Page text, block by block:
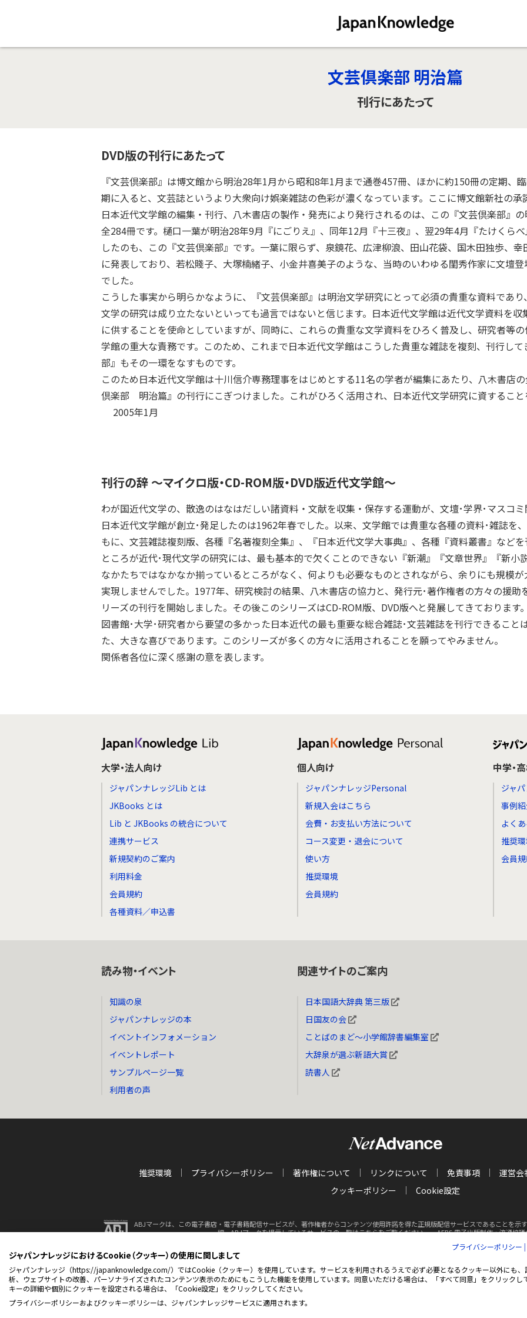
文芸倶楽部 明治篇
刊行にあたって
DVD版の刊行にあたって
『文芸倶楽部』は博文館から明治28年1月から昭和8年1月まで通巻457冊、ほかに約150冊の定期、
期に入ると、文芸誌というより大衆向け娯楽雑誌の色彩が濃くなっています。ここに博文館新社の承
日本近代文学館の編集・刊行、八木書店の製作・発売により発行されるのは、この『文芸倶楽部』
全284冊です。樋口一葉が明治28年9月『にごりえ』、同年12月『十三夜』、翌29年4月『たけくら
したのも、この『文芸倶楽部』です。一葉に限らず、泉鏡花、広津柳浪、田山花袋、国木田独歩、
に発表しており、若松賤子、大塚楠緒子、小金井喜美子のような、当時のいわゆる閨秀作家に文壇登
でした。
こうした事実から明らかなように、『文芸倶楽部』は明治文学研究にとって必須の貴重な資料であ
文学の研究は成り立たないといっても過言ではないと信じます。日本近代文学館は近代文学資料を
に供することを使命としていますが、同時に、これらの貴重な文学資料をひろく普及し、研究者等
学館の重大な責務です。このため、これまで日本近代文学館はこうした貴重な雑誌を複刻、刊行し
部』もその一環をなすものです。
このため日本近代文学館は十川信介専務理事をはじめとする11名の学者が編集にあたり、八木書店
倶楽部 明治篇』の刊行にこぎつけました。これがひろく活用され、日本近代文学研究に資すること
2005年1月
刊行の辞 ～マイクロ版・CD-ROM版・DVD版近代文学館～
わが国近代文学の、散逸のはなはだしい諸資料・文献を収集・保存する運動が、文壇･学界･マスコミ
日本近代文学館が創立･発足したのは1962年春でした。以来、文学館では貴重な各種の資料･雑誌を
もに、文芸雑誌複刻版、各種『名著複刻全集』、『日本近代文学大事典』、各種『資料叢書』などを
ところが近代･現代文学の研究には、最も基本的で欠くことのできない『新潮』『文章世界』『新小
なかたちではなかなか揃っているところがなく、何よりも必要なものとされながら、余りにも規模
実現しませんでした。1977年、研究検討の結果、八木書店の協力と、発行元･著作権者の方々の援
リーズの刊行を開始しました。その後このシリーズはCD-ROM版、DVD版へと発展してきております。
図書館･大学･研究者から要望の多かった日本近代の最も重要な総合雑誌･文芸雑誌を刊行できること
た、大きな喜びであります。このシリーズが多くの方々に活用されることを願ってやみません。
関係者各位に深く感謝の意を表します。
大学・法人向け
ジャパンナレッジLib とは
JKBooks とは
Lib と JKBooks の統合について
連携サービス
新規契約のご案内
利用料金
会員規約
各種資料／申込書
個人向け
ジャパンナレッジPersonal
新規入会はこちら
会費・お支払い方法について
コース変更・退会について
使い方
推奨環境
会員規約
中学・
ジャ
事例
よく
推奨
会員
読み物・イベント
知識の泉
ジャパンナレッジの本
イベントインフォメーション
イベントレポート
サンプルページ一覧
利用者の声
関連サイトのご案内
日本国語大辞典 第三版
日国友の会
ことばのまど～小学館辞書編集室
大辞泉が選ぶ新語大賞
読書人
推奨環境 プライバシーポリシー 著作権について リンクについて 免責事項 運営会
クッキーポリシー
Cookie設定
ABJマークは、この電子書店・電子書籍配信サービスが、著作権者からコンテンツ使用許諾を得た正規版配信サービスであることを示
細、ABJマークを掲示しているサービスの一覧はこちらをご覧ください。
AEBS 電子出版制作・流通協
© 2001-2026 NetAdvance Inc. All rights reserved.
プライバシーポリシー |
ジャパンナレッジにおけるCookie（クッキー）の使用に関しまして
ジャパンナレッジ（https://japanknowledge.com/）ではCookie（クッキー）を使用しています。サービスを利用されるうえで必ず必要となるクッキー以外にも、
析、ウェブサイトの改善、パーソナライズされたコンテンツ表示のためにもこうした機能を使用しています。同意いただける場合は、「すべて同意」をクリックし
キーの詳細や個別にクッキーを設定される場合は、「Cookie設定」をクリックしてください。
プライバシーポリシーおよびクッキーポリシーは、ジャパンナレッジサービスに適用されます。